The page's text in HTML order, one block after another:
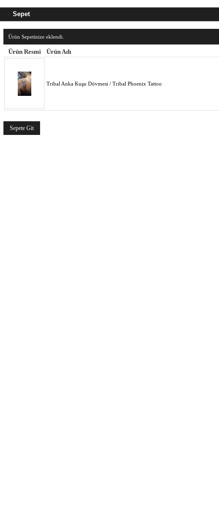
Sepet
Ürün Sepetinize eklendi.
Ürün Resmi Ürün Adı
Tribal Anka Kuşu Dövmesi / Tribal Phoenix Tattoo
Sepete Git